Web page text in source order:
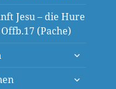
Jesu – die Hure
(Pache)
untermenü
untermenü